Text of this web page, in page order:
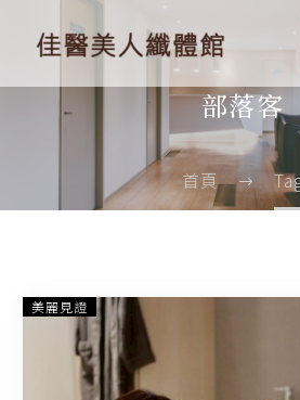
部落客
首頁
美麗見證